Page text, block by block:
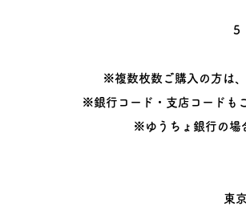
5
※複数枚数ご購入の方は
※銀行コード・支店コードも
※ゆうちょ銀行の場
東